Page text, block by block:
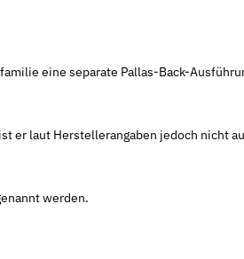
eine separate Pallas-Back-
er laut Herstellerangaben jedoch nicht
werden.